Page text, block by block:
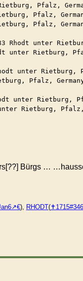
Pfalz,
Pfalz,
Pfalz,
unter
unter Rietburg,
unter Rietburg,
Pfalz,
unter Rietburg,
Rietburg,
Bürgs …
), RHODT(✝︎1715#346